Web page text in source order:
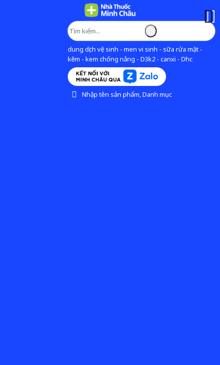
dung dịch vệ sinh - men vi sinh - sữa rửa mặt -
kẽm - kem chống nắng - D3k2 - canxi - Dhc
Nhập tên sản phẩm, Danh mục